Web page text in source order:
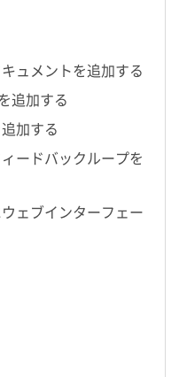
ュメントを追加する
追加する
加する
ードバックループを
ェブインターフェー